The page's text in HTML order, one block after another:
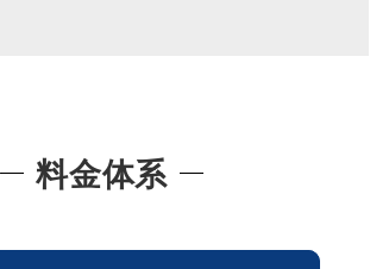
料金体系